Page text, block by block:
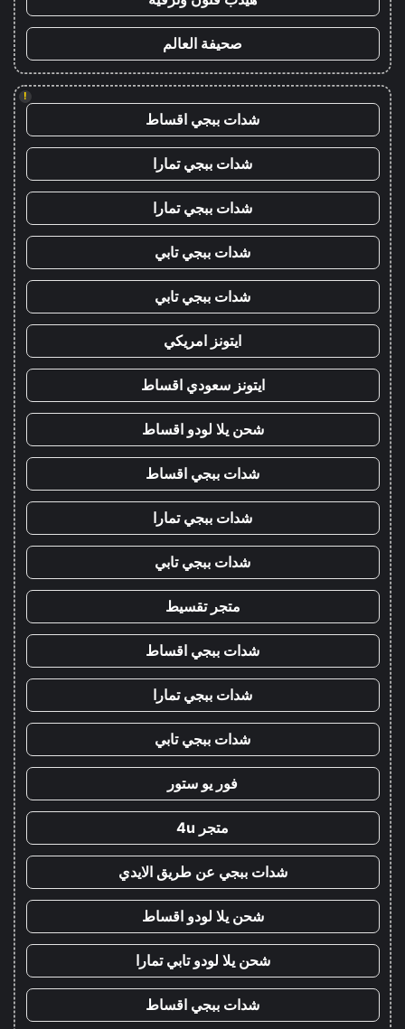
صحيفة العالم
!
شدات ببجي اقساط
شدات ببجي تمارا
شدات ببجي تمارا
شدات ببجي تابي
شدات ببجي تابي
ايتونز امريكي
ايتونز سعودي اقساط
شحن يلا لودو اقساط
شدات ببجي اقساط
شدات ببجي تمارا
شدات ببجي تابي
متجر تقسيط
شدات ببجي اقساط
شدات ببجي تمارا
شدات ببجي تابي
فور يو ستور
متجر 4u
شدات ببجي عن طريق الايدي
شحن يلا لودو اقساط
شحن يلا لودو تابي تمارا
شدات ببجي اقساط